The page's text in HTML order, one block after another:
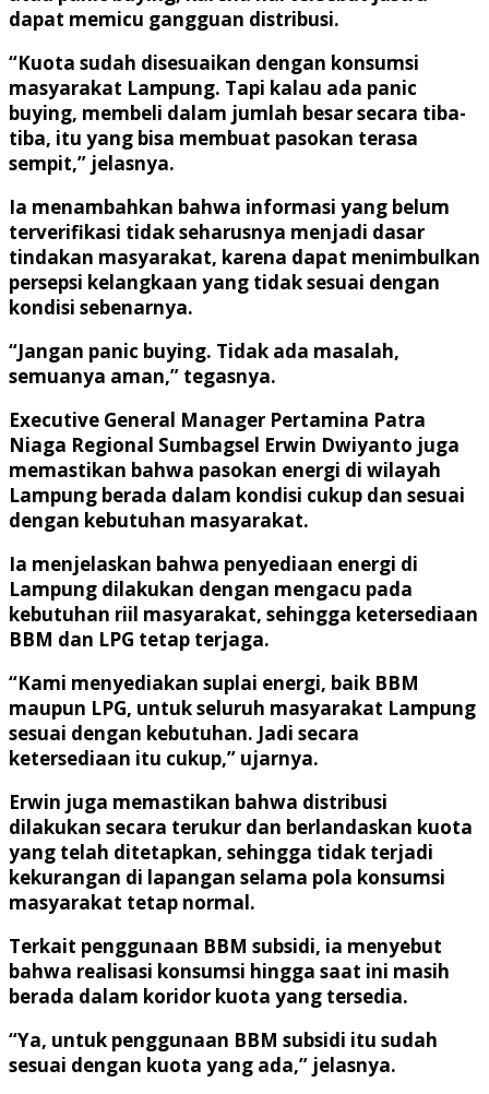
dapat memicu gangguan distribusi.
“Kuota sudah disesuaikan dengan konsumsi
masyarakat Lampung. Tapi kalau ada panic
buying, membeli dalam jumlah besar secara tiba-
tiba, itu yang bisa membuat pasokan terasa
sempit,” jelasnya.
Ia menambahkan bahwa informasi yang belum
terverifikasi tidak seharusnya menjadi dasar
tindakan masyarakat, karena dapat menimbulkan
persepsi kelangkaan yang tidak sesuai dengan
kondisi sebenarnya.
“Jangan panic buying. Tidak ada masalah,
semuanya aman,” tegasnya.
Executive General Manager Pertamina Patra
Niaga Regional Sumbagsel Erwin Dwiyanto juga
memastikan bahwa pasokan energi di wilayah
Lampung berada dalam kondisi cukup dan sesuai
dengan kebutuhan masyarakat.
Ia menjelaskan bahwa penyediaan energi di
Lampung dilakukan dengan mengacu pada
kebutuhan riil masyarakat, sehingga ketersediaan
BBM dan LPG tetap terjaga.
“Kami menyediakan suplai energi, baik BBM
maupun LPG, untuk seluruh masyarakat Lampung
sesuai dengan kebutuhan. Jadi secara
ketersediaan itu cukup,” ujarnya.
Erwin juga memastikan bahwa distribusi
dilakukan secara terukur dan berlandaskan kuota
yang telah ditetapkan, sehingga tidak terjadi
kekurangan di lapangan selama pola konsumsi
masyarakat tetap normal.
Terkait penggunaan BBM subsidi, ia menyebut
bahwa realisasi konsumsi hingga saat ini masih
berada dalam koridor kuota yang tersedia.
“Ya, untuk penggunaan BBM subsidi itu sudah
sesuai dengan kuota yang ada,” jelasnya.